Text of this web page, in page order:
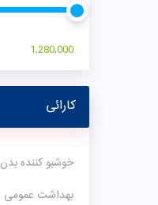
1,280,000
کارائی
خوشبو کننده بدن
بهداشت عمومی